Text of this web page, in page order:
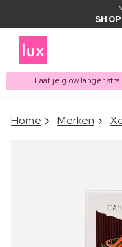
Laat je glow langer
ITEM
Vaak
Home Merken